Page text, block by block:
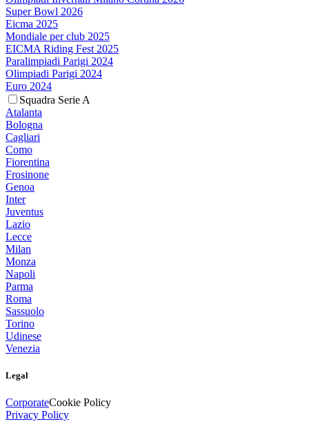
Super Bowl 2026
Eicma 2025
Mondiale per club 2025
EICMA Riding Fest 2025
Paralimpiadi Parigi 2024
Olimpiadi Parigi 2024
Euro 2024
Squadra Serie A
Atalanta
Bologna
Cagliari
Como
Fiorentina
Frosinone
Genoa
Inter
Juventus
Lazio
Lecce
Milan
Monza
Napoli
Parma
Roma
Sassuolo
Torino
Udinese
Venezia
Legal
CorporateCookie Policy
Privacy Policy